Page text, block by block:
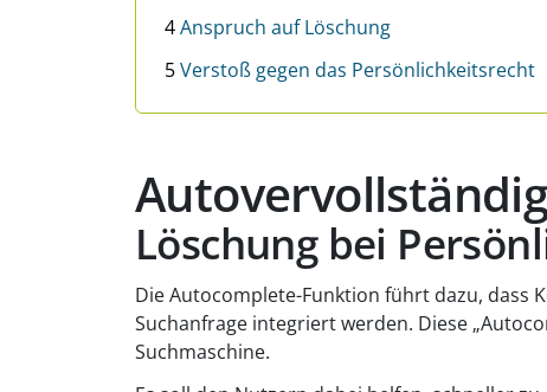
4Anspruch auf Löschung
5Verstoß gegen das Persönlichkeitsrecht
Löschung bei
Die Autocomplete-Funktion führt dazu, dass
Suchanfrage integriert werden. Diese
Suchmaschine.